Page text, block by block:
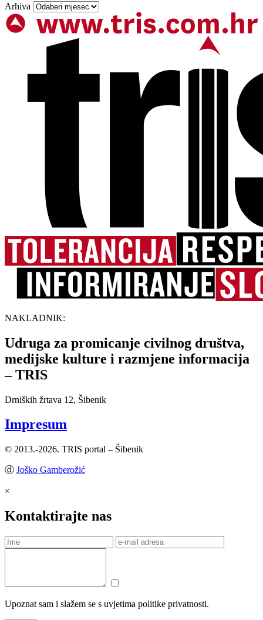
Arhiva
NAKLADNIK:
Udruga za promicanje civilnog društva,
medijske kulture i razmjene informacija
– TRIS
Drniških žrtava 12, Šibenik
Impresum
© 2013.-2026. TRIS portal – Šibenik
ⓓ Joško Gamberožić
×
Kontaktirajte nas
Upoznat sam i slažem se s uvjetima politike privatnosti.